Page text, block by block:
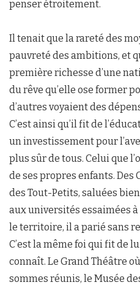
penser étroitement.
Il tenait que la rareté des
pauvreté des ambitions, et
première richesse d’une
du rêve qu’elle ose former
d’autres voyaient des
C’est ainsi qu’il fit de
un investissement pour
plus sûr de tous. Celui que
de ses propres enfants. Des
des Tout-Petits, saluées
aux universités essaimées
le territoire, il a parié sans
C’est la même foi qui fit de
connaît. Le Grand Théâtre
sommes réunis, le Musée